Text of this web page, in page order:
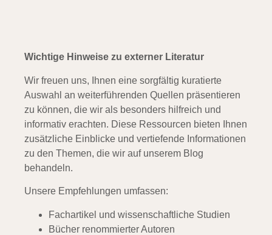
Wichtige Hinweise zu externer Literatur
Wir freuen uns, Ihnen eine sorgfältig kuratierte
Auswahl an weiterführenden Quellen präsentieren
zu können, die wir als besonders hilfreich und
informativ erachten. Diese Ressourcen bieten Ihnen
zusätzliche Einblicke und vertiefende Informationen
zu den Themen, die wir auf unserem Blog
behandeln.
Unsere Empfehlungen umfassen:
Fachartikel und wissenschaftliche Studien
Bücher renommierter Autoren